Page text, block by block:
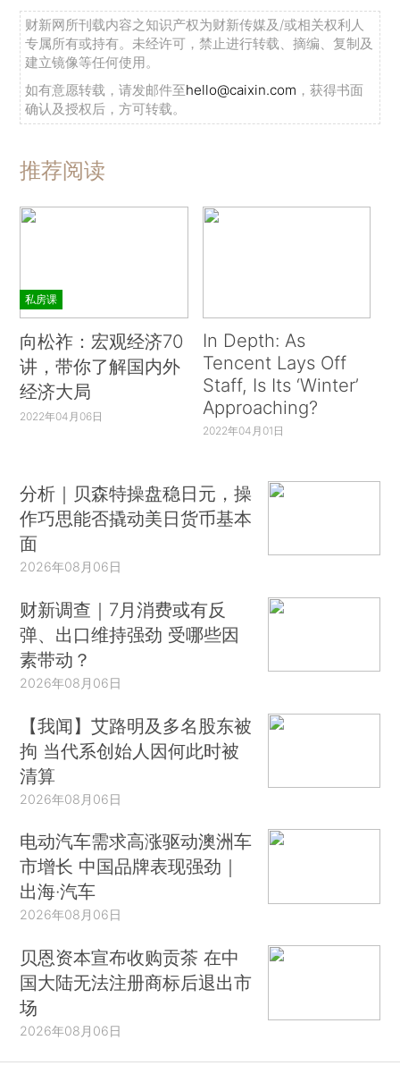
财新网所刊载内容之知识产权为财新传媒及/或相关权利人
专属所有或持有。未经许可，禁止进行转载、摘编、复制及
建立镜像等任何使用。
如有意愿转载，请发邮件至hello@caixin.com ，获得书面
确认及授权后，方可转载。
推荐阅读
私房课
向松祚：宏观经济70
讲，带你了解国内外
经济大局
2022年04月06日
In Depth: As
Tencent Lays Off
Staff, Is Its ‘Winter’
Approaching?
2022年04月01日
分析｜贝森特操盘稳日元，操
作巧思能否撬动美日货币基本
面
2026年08月06日
财新调查｜7月消费或有反
弹、出口维持强劲 受哪些因
素带动？
2026年08月06日
【我闻】艾路明及多名股东被
拘 当代系创始人因何此时被
清算
2026年08月06日
电动汽车需求高涨驱动澳洲车
市增长 中国品牌表现强劲｜
出海·汽车
2026年08月06日
贝恩资本宣布收购贡茶 在中
国大陆无法注册商标后退出市
场
2026年08月06日